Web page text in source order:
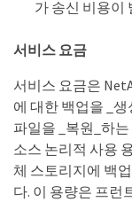
가 송신 비용이
서비스 요금
서비스 요금은
에 대한 백업을 _
파일을 _복원_하
소스 논리적 사용
체 스토리지에 백
다. 이 용량은 프런